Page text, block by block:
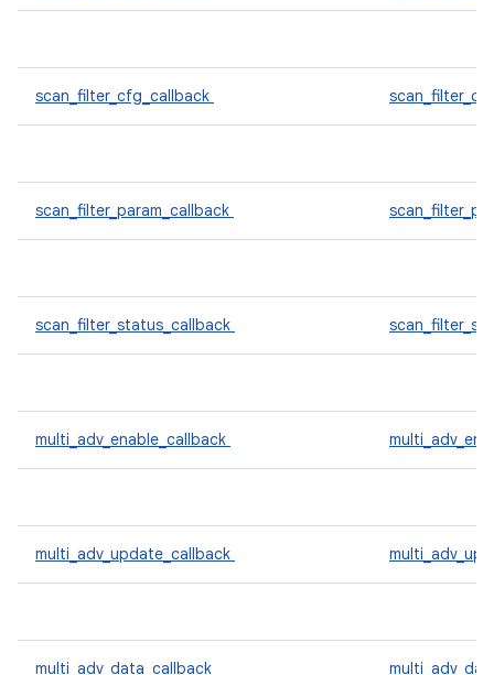
scan_filter_cfg_callback
scan_filter_param_callback
scan_filter_status_callback
multi_adv_enable_callback
multi_adv_update_callback
multi_adv_data_callback